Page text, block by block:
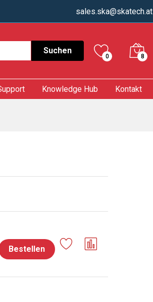
sales.ska@skatech.at
Suchen
0 8
Knowledge Hub Kontakt
Bestellen